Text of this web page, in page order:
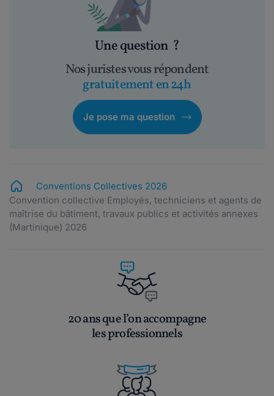
Une question ?
Nos juristes vous répondent
gratuitement en 24h
Je pose ma question
Conventions Collectives 2026
Convention collective Employés, techniciens et agents de
maîtrise du bâtiment, travaux publics et activités annexes
(Martinique) 2026
20 ans que l’on accompagne
les professionnels